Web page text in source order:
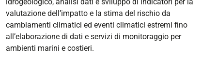
valutazione dell’impatto e la stima del rischio da
cambiamenti climatici ed eventi climatici estremi fino
all’elaborazione di dati e servizi di monitoraggio per
ambienti marini e costieri.